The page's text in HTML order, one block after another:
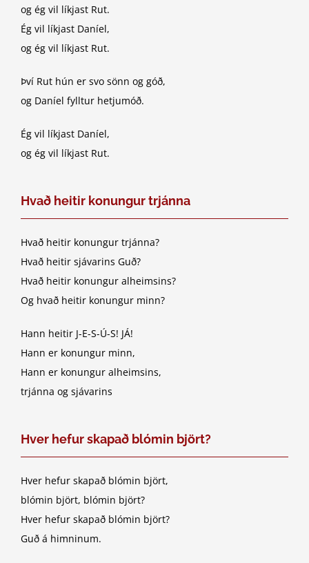
og ég vil líkjast Rut.
Ég vil líkjast Daníel,
og ég vil líkjast Rut.
Því Rut hún er svo sönn og góð,
og Daníel fylltur hetjumóð.
Ég vil líkjast Daníel,
og ég vil líkjast Rut.
Hvað heitir konungur trjánna
Hvað heitir konungur trjánna?
Hvað heitir sjávarins Guð?
Hvað heitir konungur alheimsins?
Og hvað heitir konungur minn?
Hann heitir J-E-S-Ú-S! JÁ!
Hann er konungur minn,
Hann er konungur alheimsins,
trjánna og sjávarins
Hver hefur skapað blómin björt?
Hver hefur skapað blómin björt,
blómin björt, blómin björt?
Hver hefur skapað blómin björt?
Guð á himninum.